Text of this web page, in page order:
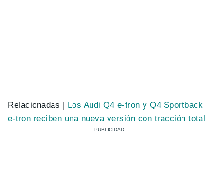
Relacionadas | Los Audi Q4 e-tron y Q4 Sportback
e-tron reciben una nueva versión con tracción total